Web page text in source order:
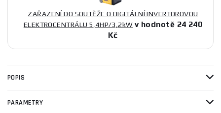
ZAŘAZENÍ DO SOUTĚŽE O DIGITÁLNÍ INVERTOROVOU
ELEKTROCENTRÁLU 5,4HP/3,2kW v hodnotě 24 240
Kč
POPIS
PARAMETRY